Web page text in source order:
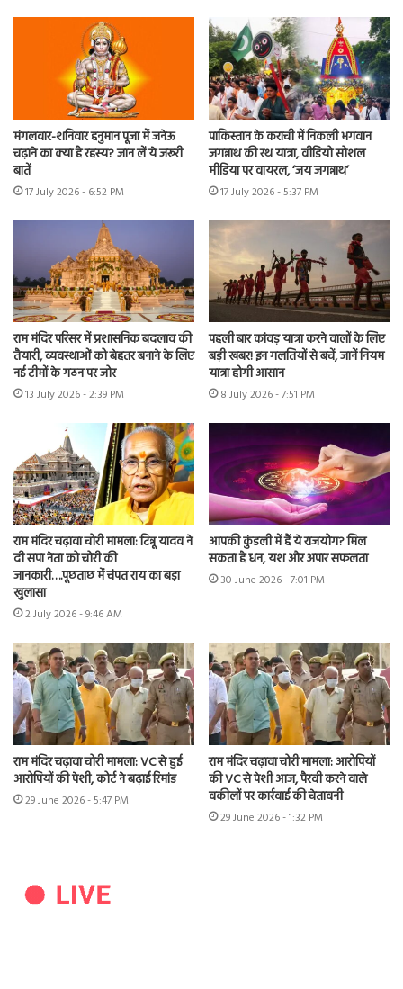
मंगलवार-शनिवार हनुमान पूजा में जनेऊ
चढ़ाने का क्या है रहस्य? जान लें ये जरूरी
बातें
17 July 2026 - 6:52 PM
पाकिस्तान के कराची में निकली भगवान
जगन्नाथ की रथ यात्रा, वीडियो सोशल
मीडिया पर वायरल, ‘जय जगन्नाथ’
17 July 2026 - 5:37 PM
राम मंदिर परिसर में प्रशासनिक बदलाव की
तैयारी, व्यवस्थाओं को बेहतर बनाने के लिए
नई टीमों के गठन पर जोर
13 July 2026 - 2:39 PM
पहली बार कांवड़ यात्रा करने वालों के लिए
बड़ी खबर! इन गलतियों से बचें, जानें नियम
यात्रा होगी आसान
8 July 2026 - 7:51 PM
राम मंदिर चढ़ावा चोरी मामला: टिन्नू यादव ने
दी सपा नेता को चोरी की
जानकारी….पूछताछ में चंपत राय का बड़ा
खुलासा
2 July 2026 - 9:46 AM
आपकी कुंडली में हैं ये राजयोग? मिल
सकता है धन, यश और अपार सफलता
30 June 2026 - 7:01 PM
राम मंदिर चढ़ावा चोरी मामला: VC से हुई
आरोपियों की पेशी, कोर्ट ने बढ़ाई रिमांड
29 June 2026 - 5:47 PM
राम मंदिर चढ़ावा चोरी मामला: आरोपियों
की VC से पेशी आज, पैरवी करने वाले
वकीलों पर कार्रवाई की चेतावनी
29 June 2026 - 1:32 PM